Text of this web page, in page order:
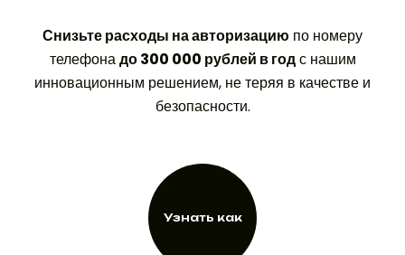
Снизьте расходы на авторизацию по номеру
телефонадо 300 000 рублей в годс нашим
инновационным решением, не теряя в качестве и
безопасности.
Узнать как